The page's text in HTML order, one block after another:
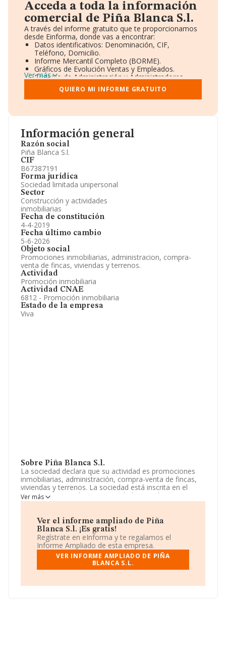
Información general
Razón social
Piña Blanca S.l.
CIF
B67387191
Forma jurídica
Sociedad limitada unipersonal
Sector
Construcción y actividades
inmobiliarias
Fecha de constitución
4-4-2019
Fecha último cambio
5-6-2026
Objeto social
Promociones inmobiliarias, administracion, compra-
venta de fincas, viviendas y terrenos.
Actividad
Promoción inmobiliaria
Actividad CNAE
6812 - Promoción inmobiliaria
Estado de la empresa
Viva
Sobre Piña Blanca S.l.
La sociedad declara que su actividad es promociones
inmobiliarias, administración, compra-venta de fincas,
viviendas y terrenos. La sociedad está inscrita en el
Registro Mercantil como Sociedad Limitada. Tiene
CNAE: 6812 - '%cnae%'. La compañía no tiene actividad
Respecto al rendimiento dePiña Blanca S.L
comparado con el año anterior, ha registrado un
descenso del 10% en ventas.
La compañíaPiña Blanca S.L, con CIF B67387191,
tiene su domicilio social establecido en Calle Tuset núm.
Ver más
Ver el informe ampliado de Piña
Blanca S.l. ¡Es gratis!
Regístrate en eInforma y te regalamos el
Informe Ampliado de esta empresa.
VER INFORME AMPLIADO DE PIÑA
BLANCA S.L.
Acceda a toda la información
comercial de Piña Blanca S.l.
A través del informe gratuito que te proporcionamos
desde Einforma, donde vas a encontrar:
Datos identificativos: Denominación, CIF,
Teléfono, Domicilio.
Informe Mercantil Completo (BORME).
Gráficos de Evolución Ventas y Empleados.
Consejo de Administración y Administradores.
Directivos y Ejecutivos.
Accionistas.
Participaciones y Vinculaciones en otras empresas.
Información oficial y registral complementaria.
Ver más
QUIERO MI INFORME GRATUITO